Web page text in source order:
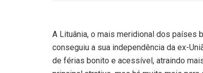
A Lituânia, o mais meridional dos países
conseguiu a sua independência da ex-
de férias bonito e acessível, atraindo